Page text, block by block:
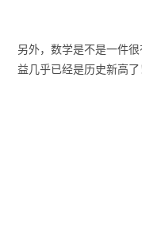
另外，数学是不是一件
益几乎已经是历史新高了